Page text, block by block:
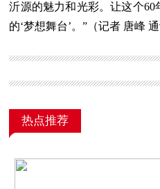
沂源的魅力和光彩。让这个60
的‘梦想舞台’。”（记者 唐峰
热点推荐